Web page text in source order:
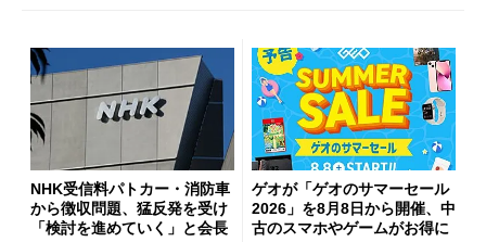
NHK受信料パトカー・消防車
から徴収問題、猛反発を受け
「検討を進めていく」と会長
ゲオが「ゲオのサマーセール
2026」を8月8日から開催、中
古のスマホやゲームがお得に